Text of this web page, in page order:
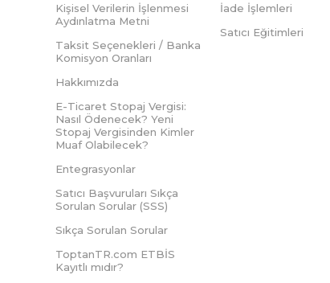
Kişisel Verilerin İşlenmesi
Aydınlatma Metni
Taksit Seçenekleri / Banka
Komisyon Oranları
Hakkımızda
E-Ticaret Stopaj Vergisi:
Nasıl Ödenecek? Yeni
Stopaj Vergisinden Kimler
Muaf Olabilecek?
Entegrasyonlar
Satıcı Başvuruları Sıkça
Sorulan Sorular (SSS)
Sıkça Sorulan Sorular
ToptanTR.com ETBİS
Kayıtlı mıdır?
İade İşlemleri
Satıcı Eğitimleri